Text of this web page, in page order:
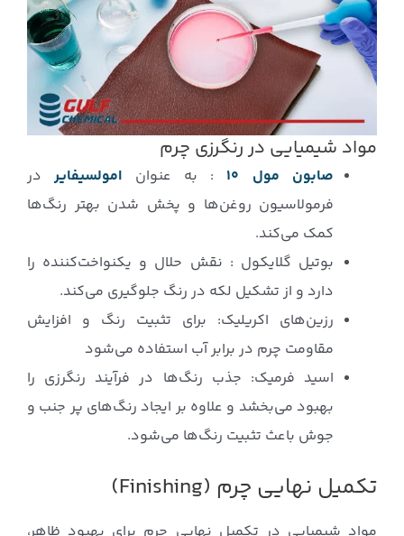
مواد شیمیایی در رنگرزی چرم
صابون مول ۱۰ : به عنوان امولسیفایردر
فرمولاسیون روغن‌ها و پخش شدن بهتر رنگ‌ها
کمک می‌کند.
بوتیل گلایکول : نقش حلال و یکنواخت‌کننده را
دارد و از تشکیل لکه در رنگ جلوگیری می‌کند.
رزین‌های اکریلیک: برای تثبیت رنگ و افزایش
مقاومت چرم در برابر آب استفاده می‌شود
اسید فرمیک: جذب رنگ‌ها در فرآیند رنگرزی را
بهبود می‌بخشد و علاوه بر ایجاد رنگ‌های پر جنب و
جوش باعث تثبیت رنگ‌ها می‌شود.
تکمیل نهایی چرم (Finishing)